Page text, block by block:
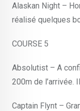
Alaskan Night –
réalisé quelques
COURSE 5
Absolutist – A
200m de l’arrivée.
Captain Flynt –